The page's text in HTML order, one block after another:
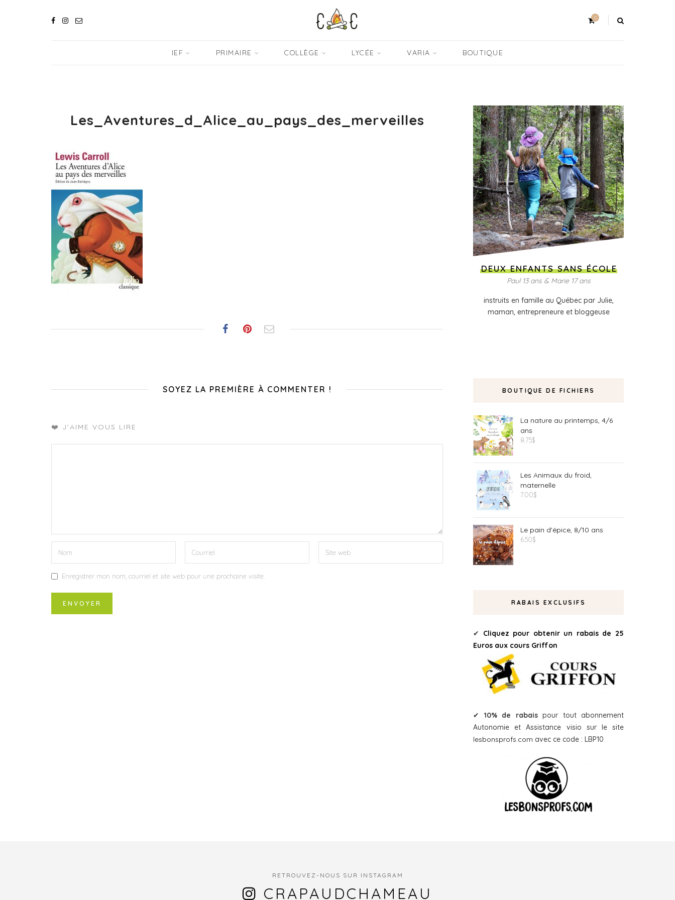
0
IEF PRIMAIRE COLLÈGE LYCÉE VARIA BOUTIQUE
Les_Aventures_d_Alice_au_pays_des_merveilles
SOYEZ LA PREMIÈRE À COMMENTER !
❤️ J'AIME VOUS LIRE
Enregistrer mon nom, courriel et site web pour une prochaine visite.
DEUX ENFANTS SANS ÉCOLE
Paul 13 ans & Marie 17 ans
instruits en famille au Québec par Julie,
maman, entrepreneure et bloggeuse
BOUTIQUE DE FICHIERS
La nature au printemps, 4/6
ans
8.75$
Les Animaux du froid,
maternelle
7.00$
Le pain d'épice, 8/10 ans
6.50$
RABAIS EXCLUSIFS
✔ Cliquez pour obtenir un rabais de 25
Euros aux cours Griffon
✔ 10% de rabaispour tout abonnement
Autonomie et Assistance visio sur le site
lesbonsprofs.com avec ce code : LBP10
RETROUVEZ-NOUS SUR INSTAGRAM
CRAPAUDCHAMEAU